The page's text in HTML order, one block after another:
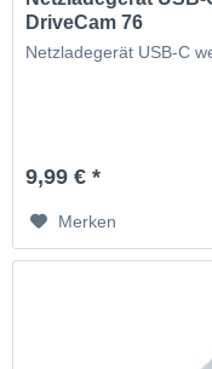
DriveCam 76
Netzladegerät USB-C
9,99 € *
Merken